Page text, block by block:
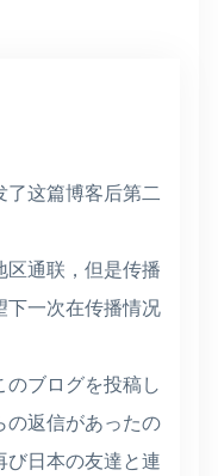
这篇博客后第二
通联，但是传播
下一次在传播情况
ブログを投稿し
の返信があったの
日本の友達と連